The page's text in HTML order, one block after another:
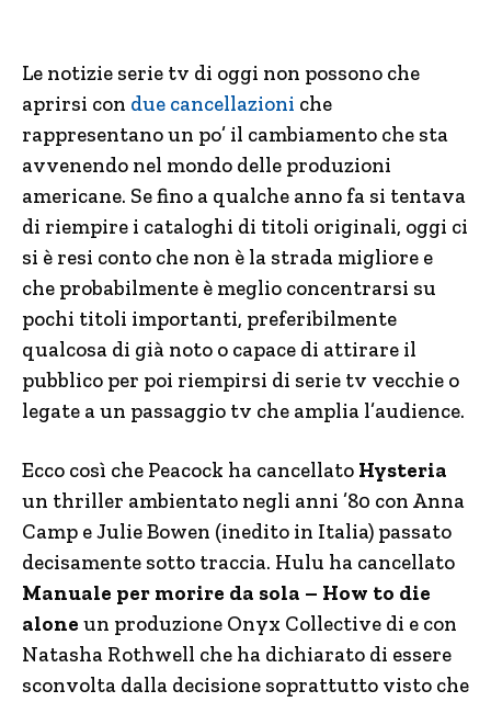
Le notizie serie tv di oggi non possono che
aprirsi con due cancellazioni che
rappresentano un po’ il cambiamento che sta
avvenendo nel mondo delle produzioni
americane. Se fino a qualche anno fa si tentava
di riempire i cataloghi di titoli originali, oggi ci
si è resi conto che non è la strada migliore e
che probabilmente è meglio concentrarsi su
pochi titoli importanti, preferibilmente
qualcosa di già noto o capace di attirare il
pubblico per poi riempirsi di serie tv vecchie o
legate a un passaggio tv che amplia l’audience.
Ecco così che Peacock ha cancellato Hysteria
un thriller ambientato negli anni ’80 con Anna
Camp e Julie Bowen (inedito in Italia) passato
decisamente sotto traccia. Hulu ha cancellato
Manuale per morire da sola – How to die
alone un produzione Onyx Collective di e con
Natasha Rothwell che ha dichiarato di essere
sconvolta dalla decisione soprattutto visto che